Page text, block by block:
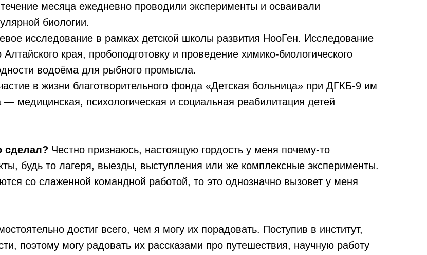
месяца ежедневно проводили эксперименты и осваивали
биологии.
исследование в рамках детской школы развития НооГен. Исследование
края, пробоподготовку и проведение химико-биологического
водоёма для рыбного промысла.
в жизни благотворительного фонда «Детская больница» при ДГКБ-9 им
медицинская, психологическая и социальная реабилитация детей
сделал? Честно признаюсь, настоящую гордость у меня почему-то
будь то лагеря, выезды, выступления или же комплексные эксперименты.
со слаженной командной работой, то это однозначно вызовет у меня
достиг всего, чем я могу их порадовать. Поступив в институт,
поэтому могу радовать их рассказами про путешествия, научную работу